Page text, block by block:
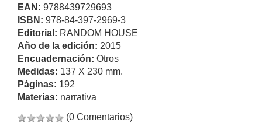
EAN: 9788439729693
ISBN: 978-84-397-2969-3
Editorial: RANDOM HOUSE
Año de la edición: 2015
Encuadernación: Otros
Medidas: 137 X 230 mm.
Páginas: 192
Materias: narrativa
(0 Comentarios)